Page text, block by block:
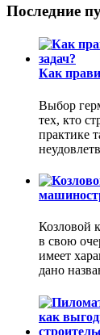
Последние
Как
Выбор
тех, кто
практике
Козловой
в свою
имеет
дано